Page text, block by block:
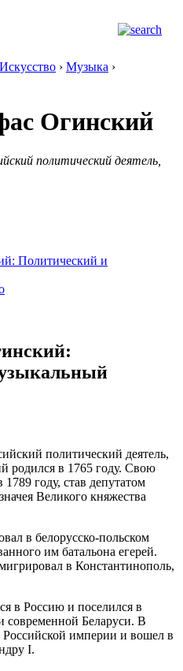
Искусство › Музыка ›
Огинский
политический деятель,
Политический и
политический деятель,
родился в 1765 году. Свою
году, став депутатом
Великого княжества
в белорусско-польском
им батальона егерей.
в Константинополь,
в Россию и поселился в
современной Беларуси. В
Российской империи и вошел в
I.